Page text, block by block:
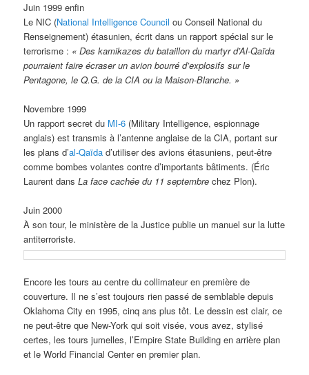
Juin 1999 enfin
Le NIC (National Intelligence Council ou Conseil National du
Renseignement) étasunien, écrit dans un rapport spécial sur le
terrorisme : « Des kamikazes du bataillon du martyr d’Al-Qaïda
pourraient faire écraser un avion bourré d’explosifs sur le
Pentagone, le Q.G. de la CIA ou la Maison-Blanche. »
Novembre 1999
Un rapport secret du MI-6 (Military Intelligence, espionnage
anglais) est transmis à l’antenne anglaise de la CIA, portant sur
les plans d’al-Qaïda d’utiliser des avions étasuniens, peut-être
comme bombes volantes contre d’importants bâtiments. (Éric
Laurent dans La face cachée du 11 septembre chez Plon).
Juin 2000
À son tour, le ministère de la Justice publie un manuel sur la lutte
antiterroriste.
Encore les tours au centre du collimateur en première de
couverture. Il ne s’est toujours rien passé de semblable depuis
Oklahoma City en 1995, cinq ans plus tôt. Le dessin est clair, ce
ne peut-être que New-York qui soit visée, vous avez, stylisé
certes, les tours jumelles, l’Empire State Building en arrière plan
et le World Financial Center en premier plan.